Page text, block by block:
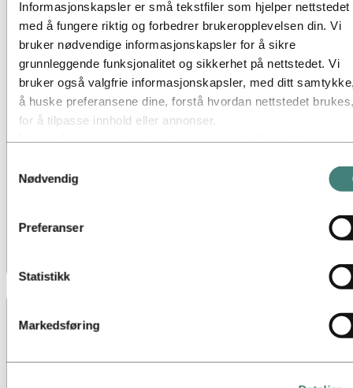
Informasjonskapsler er små tekstfiler som hjelper nettstedet
med å fungere riktig og forbedrer brukeropplevelsen din. Vi
bruker nødvendige informasjonskapsler for å sikre
grunnleggende funksjonalitet og sikkerhet på nettstedet. Vi
bruker også valgfrie informasjonskapsler, med ditt
å huske preferansene dine, forstå hvordan nettstedet
for å tilpasse innhold eller annonser.
Disse tredjepartene kan kombinere informasjon innhentet fra
bruk av vårt nettsted med annen informasjon du har gitt dem,
eller som de har samlet inn gjennom din bruk av deres
Tredjeparten som er oppført som ansvarlig for en
som samles inn gjennom deres respektive
Nødvendig
Preferanser
Statistikk
Markedsføring